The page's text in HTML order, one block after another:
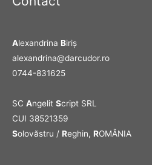
Alexandrina Biriş
alexandrina@darcudor.ro
0744-831625
SC Angelit Script SRL
CUI 38521359
Solovăstru / Reghin, ROMÂNIA